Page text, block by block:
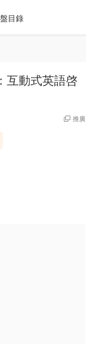
目錄
互動式英語啓
推廣